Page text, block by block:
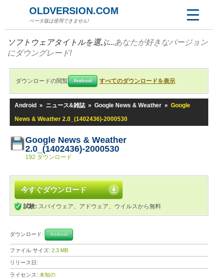
OLDVERSION.COM
ベータ版は使用できません!
ソフトウェアタイトルを選ぶ...あなたが好きなバージョン
にダウングレード!
ダウンロードの閲覧 Android すべてのダウンロードを表示
Android » ニュース&雑誌 » Google News & Weather » Google
News & Weather 2.0_(1402436)-2000530
Google News & Weather
2.0_(1402436)-2000530
192 ダウンロード
今すぐダウンロード
試験: スパイウェア、アドウェア、ウイルスから無料
ダウンロード: Android
ファイル サイズ: 2.3 MB
リリース日:
ライセンス: 未知の